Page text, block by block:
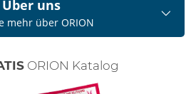
Über uns
mehr über ORION
ORION Katalog